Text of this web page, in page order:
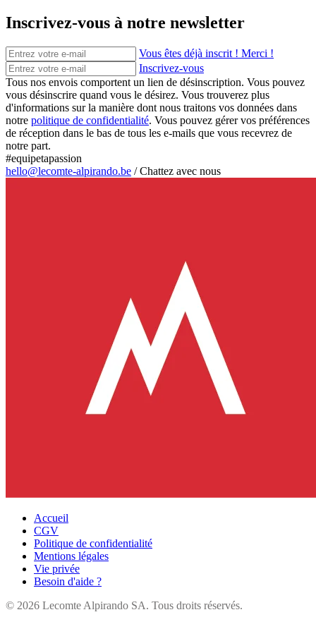
Inscrivez-vous à notre newsletter
Vous êtes déjà inscrit ! Merci !
Inscrivez-vous
Tous nos envois comportent un lien de désinscription. Vous pouvez
vous désinscrire quand vous le désirez. Vous trouverez plus
d'informations sur la manière dont nous traitons vos données dans
notre politique de confidentialité. Vous pouvez gérer vos préférences
de réception dans le bas de tous les e-mails que vous recevrez de
notre part.
#equipetapassion
hello@lecomte-alpirando.be /Chattez avec nous
Accueil
CGV
Politique de confidentialité
Mentions légales
Vie privée
Besoin d'aide ?
© 2026 Lecomte Alpirando SA. Tous droits réservés.